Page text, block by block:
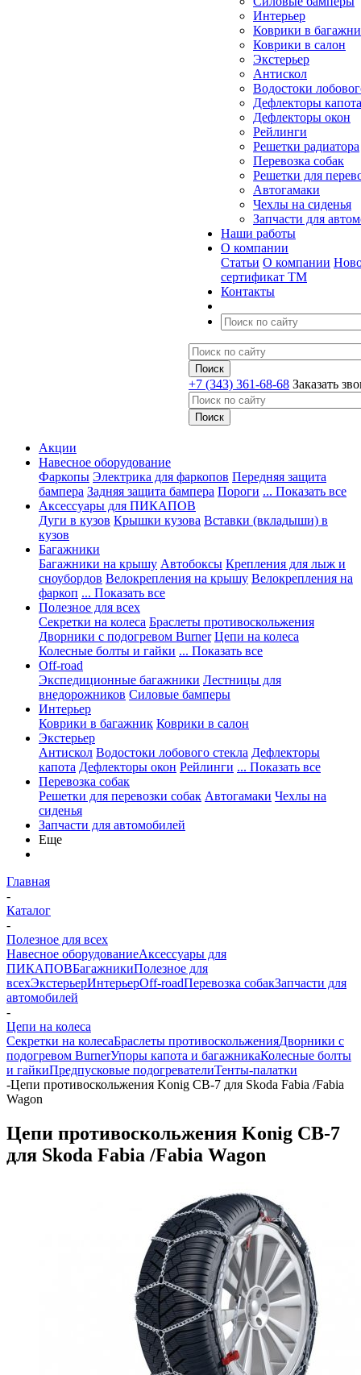
Интерьер
Коврики в
Коврики в салон
Экстерьер
Антискол
Водостоки
Дефлекторы капота
Дефлекторы окон
Рейлинги
Решетки радиатора
Перевозка собак
Решетки для
Автогамаки
Чехлы на сиденья
Запчасти для
Наши работы
О компании
Статьи О компании
сертификат ТМ
Контакты
+7 (343) 361-68-68 Заказать
Акции
Навесное оборудование
Фаркопы Электрика для фаркопов Передняя защита
бампера Задняя защита бампера Пороги ... Показать все
Аксессуары для ПИКАПОВ
Дуги в кузов Крышки кузова Вставки (вкладыши) в
кузов
Багажники
Багажники на крышу Автобоксы Крепления для лыж и
сноубордов Велокрепления на крышу Велокрепления на
фаркоп ... Показать все
Полезное для всех
Секретки на колеса Браслеты противоскольжения
Дворники с подогревом Burner Цепи на колеса
Колесные болты и гайки ... Показать все
Off-road
Экспедиционные багажники Лестницы для
внедорожников Силовые бамперы
Интерьер
Коврики в багажник Коврики в салон
Экстерьер
Антискол Водостоки лобового стекла Дефлекторы
капота Дефлекторы окон Рейлинги ... Показать все
Перевозка собак
Решетки для перевозки собак Автогамаки Чехлы на
сиденья
Запчасти для автомобилей
Еще
Главная
-
Каталог
-
Полезное для всех
Навесное оборудованиеАксессуары для
ПИКАПОВБагажникиПолезное для
всехЭкстерьерИнтерьерOff-roadПеревозка собакЗапчасти для
автомобилей
-
Цепи на колеса
Секретки на колесаБраслеты противоскольженияДворники с
подогревом BurnerУпоры капота и багажникаКолесные болты
и гайкиПредпусковые подогревателиТенты-палатки
-Цепи противоскольжения Konig CB-7 для Skoda Fabia /Fabia
Wagon
Цепи противоскольжения Konig CB-7
для Skoda Fabia /Fabia Wagon